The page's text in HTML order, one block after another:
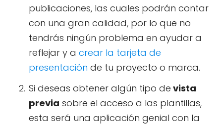
publicaciones, las cuales podrán contar
con una gran calidad, por lo que no
tendrás ningún problema en ayudar a
reflejar y a crear la tarjeta de
presentación de tu proyecto o marca.
Si deseas obtener algún tipo de vista
previa sobre el acceso a las plantillas,
esta será una aplicación genial con la